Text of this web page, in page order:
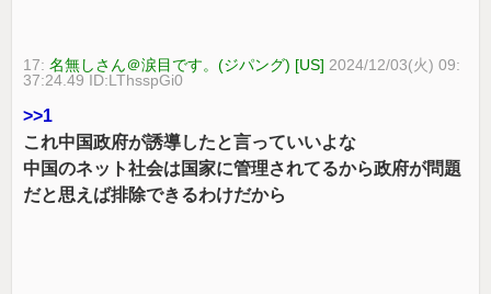
17:名無しさん＠涙目です。(ジパング) [US] 2024/12/03(火) 09:
37:24.49 ID:LThsspGi0
>>1
これ中国政府が誘導したと言っていいよな
中国のネット社会は国家に管理されてるから政府が問題
だと思えば排除できるわけだから